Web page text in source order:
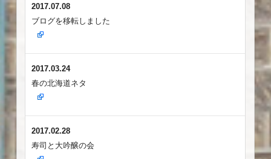
2017.07.08
ブログを移転しました
2017.03.24
春の北海道ネタ
2017.02.28
寿司と大吟醸の会